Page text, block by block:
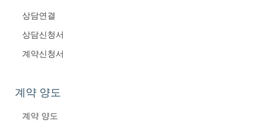
상담연결
상담신청서
계약신청서
계약 양도
계약 양도